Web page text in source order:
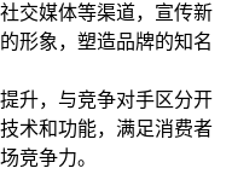
交媒体等渠道，宣传新
形象，塑造品牌的知名
升，与竞争对手区分开
术和功能，满足消费者
竞争力。